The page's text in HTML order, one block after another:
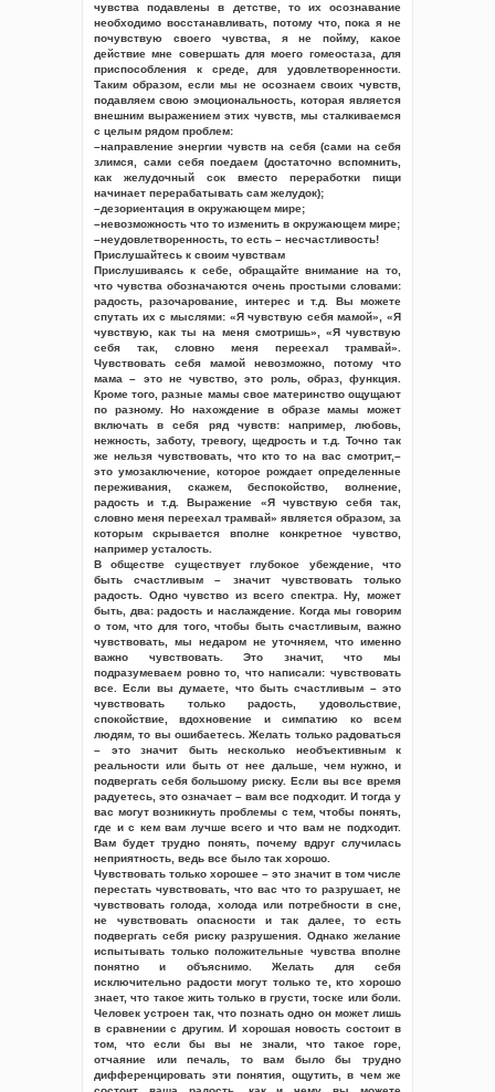
чувства подавлены в детстве, то их осознавание
необходимо восстанавливать, потому что, пока я не
почувствую своего чувства, я не пойму, какое
действие мне совершать для моего гомеостаза, для
приспособления к среде, для удовлетворенности.
Таким образом, если мы не осознаем своих чувств,
подавляем свою эмоциональность, которая является
внешним выражением этих чувств, мы сталкиваемся
с целым рядом проблем:
–направление энергии чувств на себя (сами на себя
злимся, сами себя поедаем (достаточно вспомнить,
как желудочный сок вместо переработки пищи
начинает перерабатывать сам желудок);
–дезориентация в окружающем мире;
–невозможность что то изменить в окружающем мире;
–неудовлетворенность, то есть – несчастливость!
Прислушайтесь к своим чувствам
Прислушиваясь к себе, обращайте внимание на то,
что чувства обозначаются очень простыми словами:
радость, разочарование, интерес и т.д. Вы можете
спутать их с мыслями: «Я чувствую себя мамой», «Я
чувствую, как ты на меня смотришь», «Я чувствую
себя так, словно меня переехал трамвай».
Чувствовать себя мамой невозможно, потому что
мама – это не чувство, это роль, образ, функция.
Кроме того, разные мамы свое материнство ощущают
по разному. Но нахождение в образе мамы может
включать в себя ряд чувств: например, любовь,
нежность, заботу, тревогу, щедрость и т.д. Точно так
же нельзя чувствовать, что кто то на вас смотрит,–
это умозаключение, которое рождает определенные
переживания, скажем, беспокойство, волнение,
радость и т.д. Выражение «Я чувствую себя так,
словно меня переехал трамвай» является образом, за
которым скрывается вполне конкретное чувство,
например усталость.
В обществе существует глубокое убеждение, что
быть счастливым – значит чувствовать только
радость. Одно чувство из всего спектра. Ну, может
быть, два: радость и наслаждение. Когда мы говорим
о том, что для того, чтобы быть счастливым, важно
чувствовать, мы недаром не уточняем, что именно
важно чувствовать. Это значит, что мы
подразумеваем ровно то, что написали: чувствовать
все. Если вы думаете, что быть счастливым – это
чувствовать только радость, удовольствие,
спокойствие, вдохновение и симпатию ко всем
людям, то вы ошибаетесь. Желать только радоваться
– это значит быть несколько необъективным к
реальности или быть от нее дальше, чем нужно, и
подвергать себя большому риску. Если вы все время
радуетесь, это означает – вам все подходит. И тогда у
вас могут возникнуть проблемы с тем, чтобы понять,
где и с кем вам лучше всего и что вам не подходит.
Вам будет трудно понять, почему вдруг случилась
неприятность, ведь все было так хорошо.
Чувствовать только хорошее – это значит в том числе
перестать чувствовать, что вас что то разрушает, не
чувствовать голода, холода или потребности в сне,
не чувствовать опасности и так далее, то есть
подвергать себя риску разрушения. Однако желание
испытывать только положительные чувства вполне
понятно и объяснимо. Желать для себя
исключительно радости могут только те, кто хорошо
знает, что такое жить только в грусти, тоске или боли.
Человек устроен так, что познать одно он может лишь
в сравнении с другим. И хорошая новость состоит в
том, что если бы вы не знали, что такое горе,
отчаяние или печаль, то вам было бы трудно
дифференцировать эти понятия, ощутить, в чем же